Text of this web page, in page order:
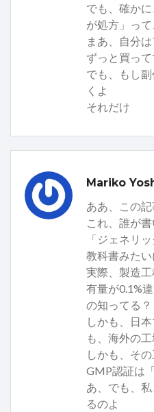
でも、確か
が処方」っ
まあ、自分
ずっと買っ
でも、もし
くよ
それだけ
Mariko
ああ、この
これ、誰が書
「ジェネリ
教科書みた
実際、製造
有量が0.1%
の知ってる？
しかも、日
も、海外の
しかも、そ
GMP認証は
あ、でも、
るのよ